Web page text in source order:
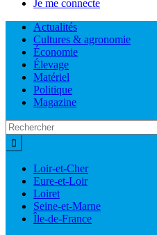
Je me connecte
Actualités
Cultures & agronomie
Économie
Élevage
Matériel
Politique
Magazine
Loir-et-Cher
Eure-et-Loir
Loiret
Seine-et-Marne
Île-de-France